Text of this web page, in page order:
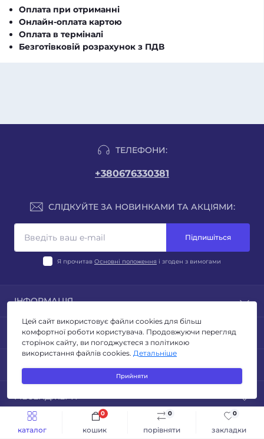
каталог порівняти
0
закладки
0
кошик
0
Оплата при отриманні
Онлайн-оплата картою
Оплата в терміналі
Безготівковій розрахунок з ПДВ
ТЕЛЕФОНИ:
+380676330381
СЛІДКУЙТЕ ЗА НОВИНКАМИ ТА АКЦІЯМИ:
Підпишіться
Я прочитав Основні положення і згоден з вимогами
ІНФОРМАЦІЯ
Блог
Відгуки
Умови повернення
Політика конфиденційності
Публічна оферта
Виробники
Акції
ПОПУЛЯРНЕ
ЛІХТАРІ
ТУРИЗМ ТА КЕМПІНГ
ОСВІТЛЕННЯ
ЕЛЕКТРОТОВАРИ
ІНСТРУМЕНТИ
Адреса для листів: м. Київ, бульвар Миколи Руденка
14з
info@svitlomarket.com
МЕСЕНДЖЕРИ
Telegram
SVITLOMARKET © 2026
Цей сайт використовує файли cookies для більш
комфортної роботи користувача. Продовжуючи перегляд
сторінок сайту, ви погоджуєтеся з політикою
використання файлів cookies. Детальніше
Прийняти